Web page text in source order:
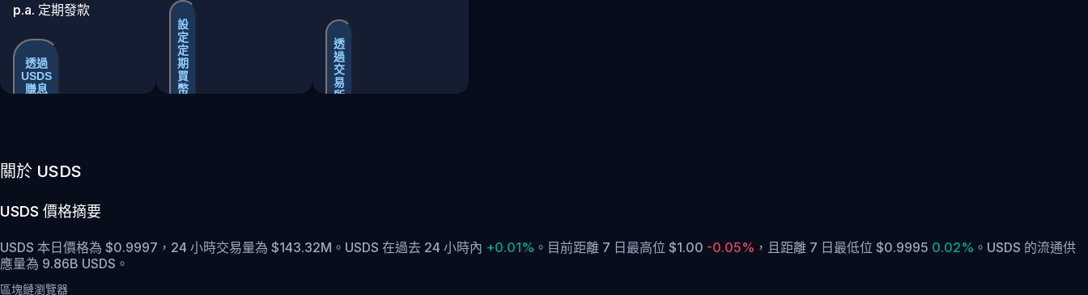
p.a. 定期發款
透過
USDS
賺息
設
定
定
期
買
幣
透
過
交
易
所
關於 USDS
USDS 價格摘要
USDS 本日價格為 $0.9997，24 小時交易量為 $143.32M。USDS 在過去 24 小時內 +0.01% 。 目前距離 7 日最高位 $1.00 -0.05% ， 且距離 7 日最低位 $0.9995 0.02% 。 USDS 的流通供
應量為 9.86B USDS。
區塊鏈瀏覽器